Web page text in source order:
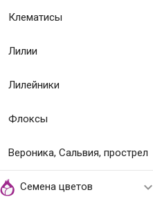
Клематисы
Лилии
Лилейники
Флоксы
Вероника, Сальвия, прострел
Семена цветов 